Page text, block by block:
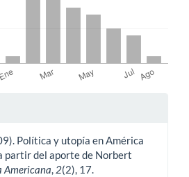
Política y utopía en América
partir del aporte de Norbert
Americana, 2(2), 17.